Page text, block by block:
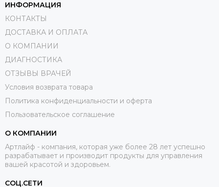
ИНФОРМАЦИЯ
КОНТАКТЫ
ДОСТАВКА И ОПЛАТА
О КОМПАНИИ
ДИАГНОСТИКА
ОТЗЫВЫ ВРАЧЕЙ
Условия возврата товара
Политика конфиденциальности и оферта
Пользовательское соглашение
О КОМПАНИИ
Артлайф - компания, которая уже более 28 лет успешно
разрабатывает и производит продукты для управления
вашей красотой и здоровьем.
СОЦ.СЕТИ